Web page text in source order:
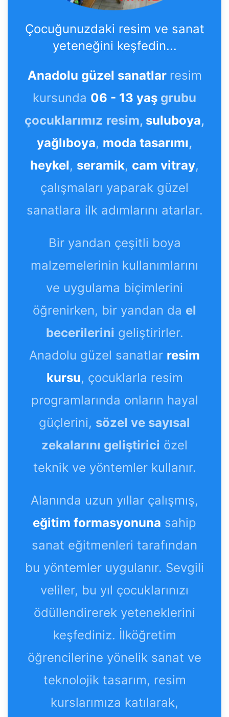
Çocuğunuzdaki resim ve sanat
yeteneğini keşfedin...
Anadolu güzel sanatlar resim
kursunda 06 - 13 yaş grubu
çocuklarımız resim, suluboya,
yağlıboya, moda tasarımı,
heykel, seramik, cam vitray,
çalışmaları yaparak güzel
sanatlara ilk adımlarını atarlar.
Bir yandan çeşitli boya
malzemelerinin kullanımlarını
ve uygulama biçimlerini
öğrenirken, bir yandan da el
becerilerini geliştirirler.
Anadolu güzel sanatlar resim
kursu, çocuklarla resim
programlarında onların hayal
güçlerini, sözel ve sayısal
zekalarını geliştirici özel
teknik ve yöntemler kullanır.
Alanında uzun yıllar çalışmış,
eğitim formasyonuna sahip
sanat eğitmenleri tarafından
bu yöntemler uygulanır. Sevgili
veliler, bu yıl çocuklarınızı
ödüllendirerek yeteneklerini
keşfediniz. İlköğretim
öğrencilerine yönelik sanat ve
teknolojik tasarım, resim
kurslarımıza katılarak,